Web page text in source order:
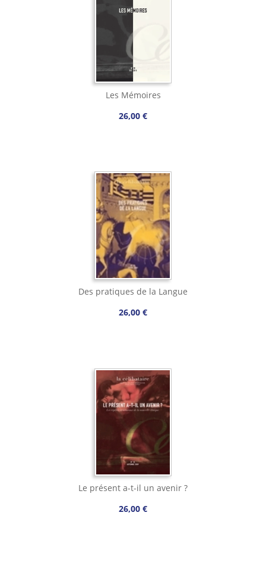
Les Mémoires
26,00 €
Des pratiques de la Langue
26,00 €
Le présent a-t-il un avenir ?
26,00 €